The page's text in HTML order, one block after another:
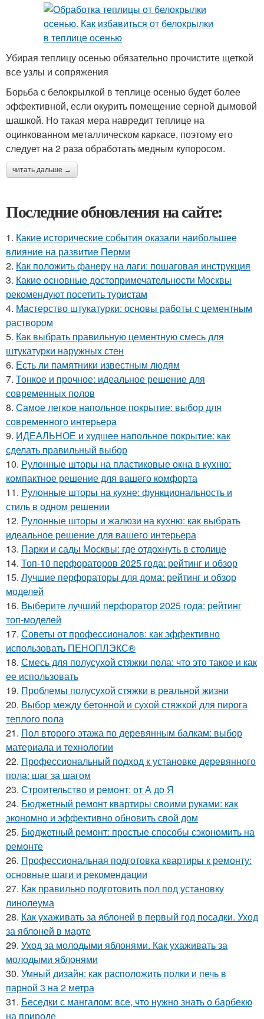
Убирая теплицу осенью обязательно прочистите щеткой
все узлы и сопряжения
Борьба с белокрылкой в теплице осенью будет более
эффективной, если окурить помещение серной дымовой
шашкой. Но такая мера навредит теплице на
оцинкованном металлическом каркасе, поэтому его
следует на 2 раза обработать медным купоросом.
читать дальше →
Последние обновления на сайте:
1. Какие исторические события оказали наибольшее
влияние на развитие Перми
2. Как положить фанеру на лаги: пошаговая инструкция
3. Какие основные достопримечательности Москвы
рекомендуют посетить туристам
4. Мастерство штукатурки: основы работы с цементным
раствором
5. Как выбрать правильную цементную смесь для
штукатурки наружных стен
6. Есть ли памятники известным людям
7. Тонкое и прочное: идеальное решение для
современных полов
8. Самое легкое напольное покрытие: выбор для
современного интерьера
9. ИДЕАЛЬНОЕ и худшее напольное покрытие: как
сделать правильный выбор
10. Рулонные шторы на пластиковые окна в кухню:
компактное решение для вашего комфорта
11. Рулонные шторы на кухне: функциональность и
стиль в одном решении
12. Рулонные шторы и жалюзи на кухню: как выбрать
идеальное решение для вашего интерьера
13. Парки и сады Москвы: где отдохнуть в столице
14. Топ-10 перфораторов 2025 года: рейтинг и обзор
15. Лучшие перфораторы для дома: рейтинг и обзор
моделей
16. Выберите лучший перфоратор 2025 года: рейтинг
топ-моделей
17. Советы от профессионалов: как эффективно
использовать ПЕНОПЛЭКС®
18. Смесь для полусухой стяжки пола: что это такое и как
ее использовать
19. Проблемы полусухой стяжки в реальной жизни
20. Выбор между бетонной и сухой стяжкой для пирога
теплого пола
21. Пол второго этажа по деревянным балкам: выбор
материала и технологии
22. Профессиональный подход к установке деревянного
пола: шаг за шагом
23. Строительство и ремонт: от А до Я
24. Бюджетный ремонт квартиры своими руками: как
экономно и эффективно обновить свой дом
25. Бюджетный ремонт: простые способы сэкономить на
ремонте
26. Профессиональная подготовка квартиры к ремонту:
основные шаги и рекомендации
27. Как правильно подготовить пол под установку
линолеума
28. Как ухаживать за яблоней в первый год посадки. Уход
за яблоней в марте
29. Уход за молодыми яблонями. Как ухаживать за
молодыми яблонями
30. Умный дизайн: как расположить полки и печь в
парной 3 на 2 метра
31. Беседки с мангалом: все, что нужно знать о барбекю
на природе